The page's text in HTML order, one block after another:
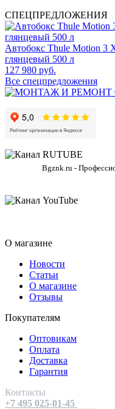
СПЕЦПРЕДЛОЖЕНИЯ
Автобокс Thule Motion 3
глянцевый 500 л
127 980 руб.
Все спецпредложения
Bgznk.ru -
О магазине
Новости
Статьи
О магазине
Отзывы
Покупателям
Оптовикам
Оплата
Доставка
Гарантия
Контакты
+7 495 025-01-45